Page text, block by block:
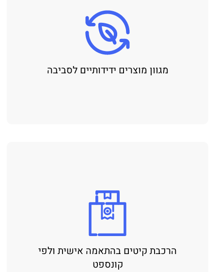
מגוון מוצרים ידידותיים לסביבה
הרכבת קיטים בהתאמה אישית ולפי
קונספט